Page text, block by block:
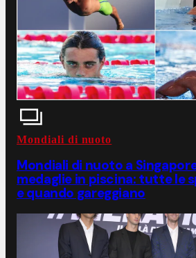
Mondiali di nuoto
Mondiali di nuoto a
medaglie in piscina: tutte le
e quando gareggiano